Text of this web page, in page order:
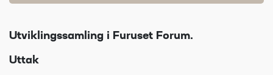
Utviklingssamling i Furuset Forum.
Uttak